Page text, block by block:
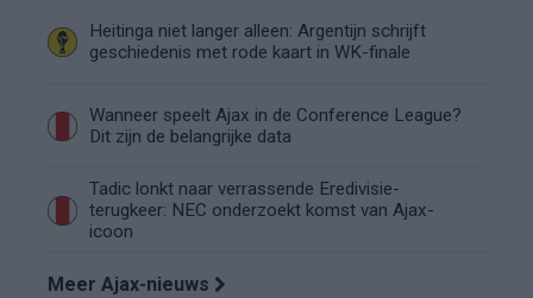
Heitinga niet langer alleen: Argentijn schrijft
geschiedenis met rode kaart in WK-finale
Wanneer speelt Ajax in de Conference League?
Dit zijn de belangrijke data
Tadic lonkt naar verrassende Eredivisie-
terugkeer: NEC onderzoekt komst van Ajax-
icoon
Meer Ajax-nieuws